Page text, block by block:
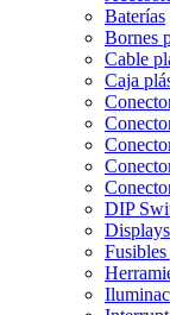
Baterías
Bornes
Cable
Caja
DIP